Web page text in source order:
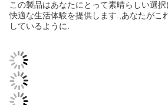
この製品はあなたにとって素晴らしい選
快適な生活体験を提供します.,あなたがこ
しているように.